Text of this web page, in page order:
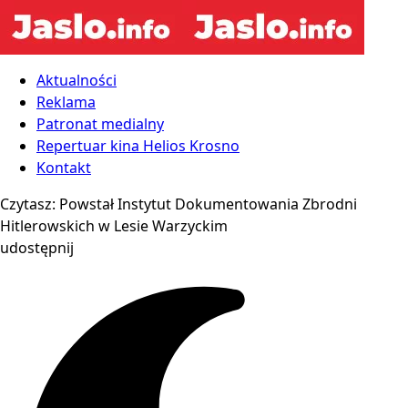
Aktualności
Reklama
Patronat medialny
Repertuar kina Helios Krosno
Kontakt
Czytasz: Powstał Instytut Dokumentowania Zbrodni
Hitlerowskich w Lesie Warzyckim
udostępnij